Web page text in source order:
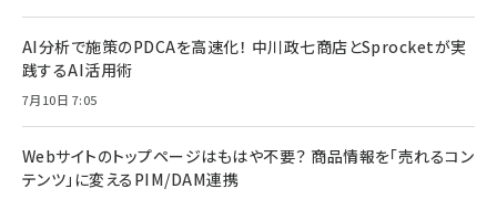
AI分析で施策のPDCAを高速化！ 中川政七商店とSprocketが実
践するAI活用術
7月10日 7:05
Webサイトのトップページはもはや不要？ 商品情報を「売れるコン
テンツ」に変えるPIM/DAM連携